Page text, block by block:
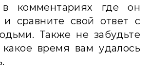
комментариях где он
и сравните свой ответ с
Также не забудьте
какое время вам удалось